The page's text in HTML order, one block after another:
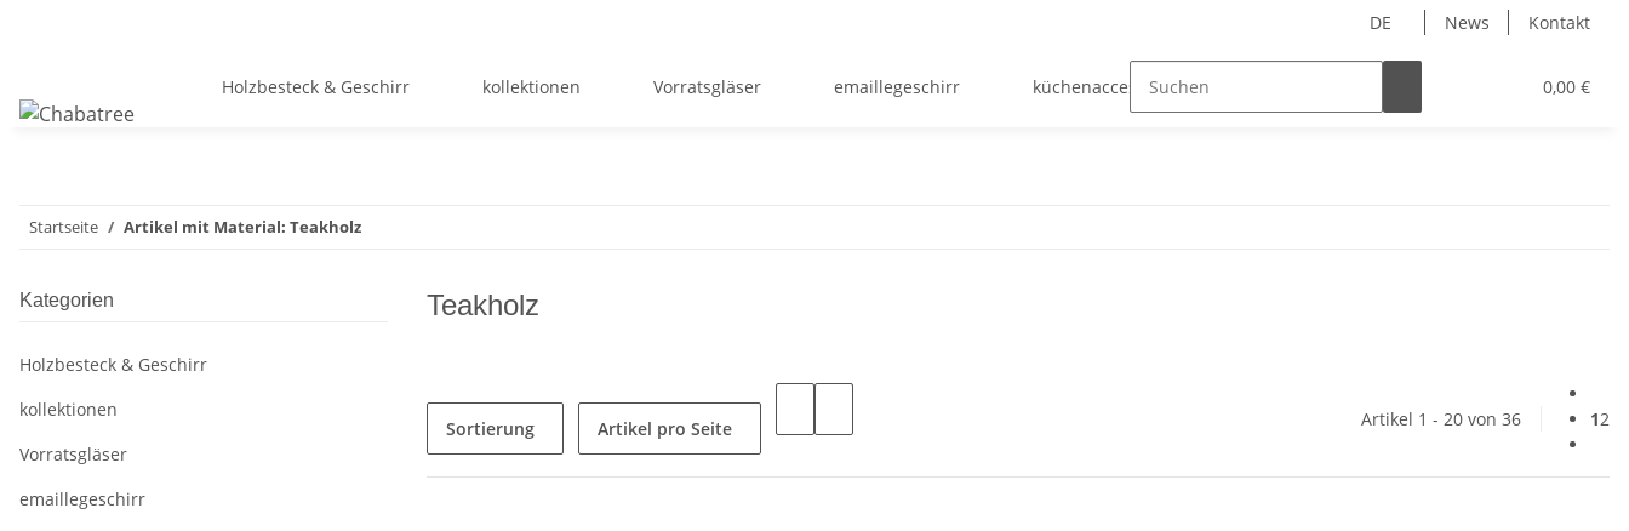
DE News Kontakt
0,00 €
Holzbesteck & Geschirr kollektionen Vorratsgläser emaillegeschirr küchenaccessoires
Startseite Artikel mit Material: Teakholz
Teakholz
Sortierung Artikel pro Seite Artikel 1 - 20 von 36 12
Kategorien
Holzbesteck & Geschirr
kollektionen
Vorratsgläser
emaillegeschirr